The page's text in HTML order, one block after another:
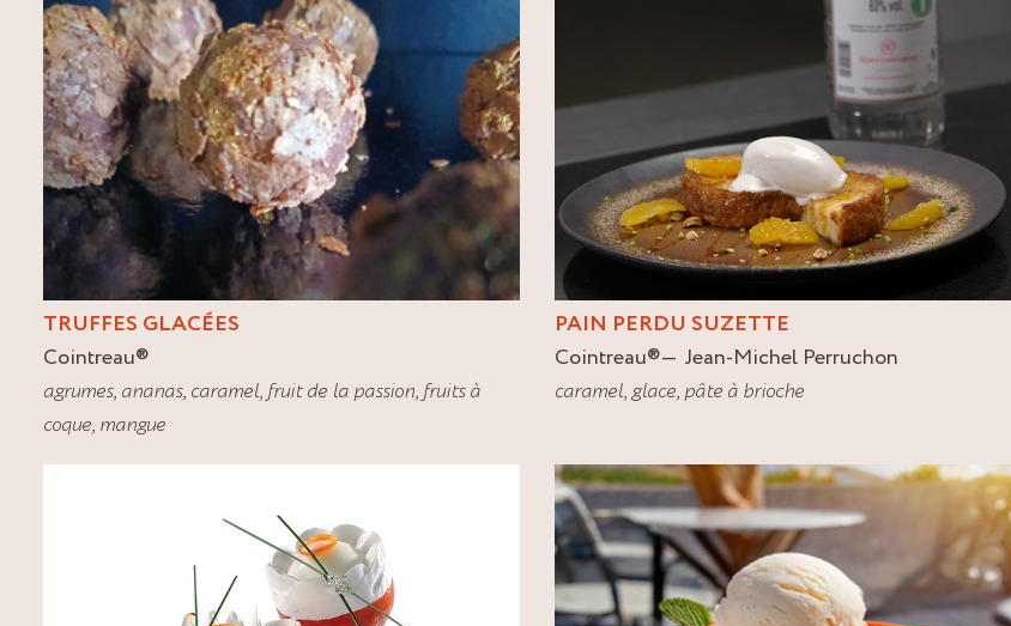
TRUFFES GLACÉES
Cointreau®
agrumes, ananas, caramel,fruit de la passion,fruits à
coque, mangue
PAIN PERDU SUZETTE
Cointreau®
Jean-Michel Perruchon
caramel,glace, pâte à brioche